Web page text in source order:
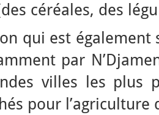
céréales, des
qui est
par
villes les plus
pour l’agriculture